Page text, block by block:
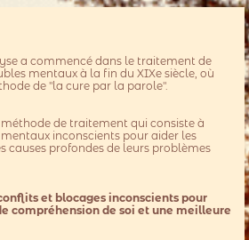
a commencé dans le traitement de
mentaux à la fin du XIXe siècle, où
de "la cure par la parole".
de traitement qui consiste à
inconscients pour aider les
causes profondes de leurs problèmes
et blocages inconscients pour
compréhension de soi et une meilleure